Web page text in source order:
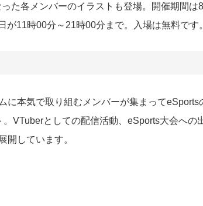
た各メンバーのイラストも登場。開催期間
が11時00分～21時00分まで。入場は無料です。
に本気で取り組むメンバーが集まって
VTuberとしての配信活動、eSports大会への
開しています。